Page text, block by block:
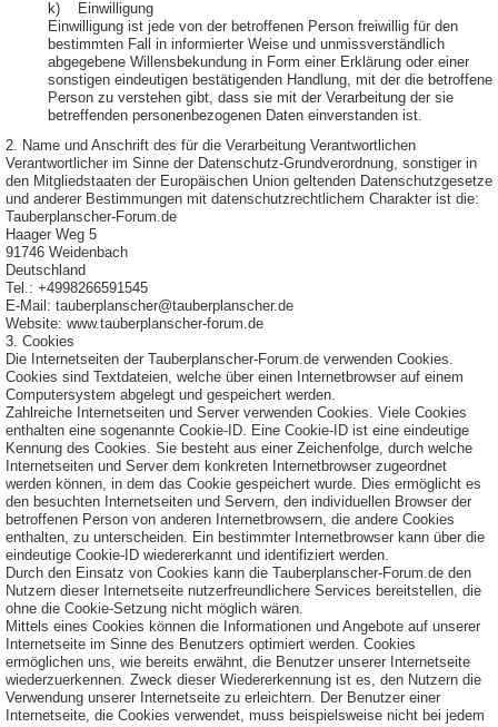
k) Einwilligung
Einwilligung ist jede von der betroffenen Person freiwillig für den
bestimmten Fall in informierter Weise und unmissverständlich
abgegebene Willensbekundung in Form einer Erklärung oder einer
sonstigen eindeutigen bestätigenden Handlung, mit der die betroffene
Person zu verstehen gibt, dass sie mit der Verarbeitung der sie
betreffenden personenbezogenen Daten einverstanden ist.
2. Name und Anschrift des für die Verarbeitung Verantwortlichen
Verantwortlicher im Sinne der Datenschutz-Grundverordnung, sonstiger in
den Mitgliedstaaten der Europäischen Union geltenden Datenschutzgesetze
und anderer Bestimmungen mit datenschutzrechtlichem Charakter ist die:
Tauberplanscher-Forum.de
Haager Weg 5
91746 Weidenbach
Deutschland
Tel.: +4998266591545
E-Mail: tauberplanscher@tauberplanscher.de
Website: www.tauberplanscher-forum.de
3. Cookies
Die Internetseiten der Tauberplanscher-Forum.de verwenden Cookies.
Cookies sind Textdateien, welche über einen Internetbrowser auf einem
Computersystem abgelegt und gespeichert werden.
Zahlreiche Internetseiten und Server verwenden Cookies. Viele Cookies
enthalten eine sogenannte Cookie-ID. Eine Cookie-ID ist eine eindeutige
Kennung des Cookies. Sie besteht aus einer Zeichenfolge, durch welche
Internetseiten und Server dem konkreten Internetbrowser zugeordnet
werden können, in dem das Cookie gespeichert wurde. Dies ermöglicht es
den besuchten Internetseiten und Servern, den individuellen Browser der
betroffenen Person von anderen Internetbrowsern, die andere Cookies
enthalten, zu unterscheiden. Ein bestimmter Internetbrowser kann über die
eindeutige Cookie-ID wiedererkannt und identifiziert werden.
Durch den Einsatz von Cookies kann die Tauberplanscher-Forum.de den
Nutzern dieser Internetseite nutzerfreundlichere Services bereitstellen, die
ohne die Cookie-Setzung nicht möglich wären.
Mittels eines Cookies können die Informationen und Angebote auf unserer
Internetseite im Sinne des Benutzers optimiert werden. Cookies
ermöglichen uns, wie bereits erwähnt, die Benutzer unserer Internetseite
wiederzuerkennen. Zweck dieser Wiedererkennung ist es, den Nutzern die
Verwendung unserer Internetseite zu erleichtern. Der Benutzer einer
Internetseite, die Cookies verwendet, muss beispielsweise nicht bei jedem